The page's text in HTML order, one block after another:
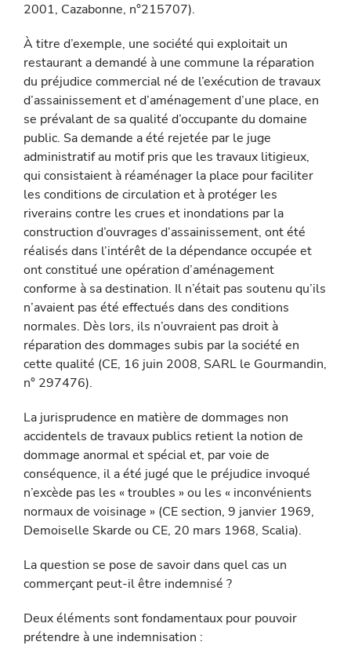
2001, Cazabonne, n°215707).
À titre d’exemple, une société qui exploitait un
restaurant a de­mandé à une commune la réparation
du préjudice commercial né de l’exécution de travaux
d’assainissement et d’aménagement d’une place, en
se prévalant de sa qualité d’occupante du domaine
public. Sa demande a été rejetée par le juge
administratif au motif pris que les travaux litigieux,
qui consistaient à réaménager la place pour faciliter
les conditions de circulation et à protéger les
riverains contre les crues et inondations par la
construction d’ouvrages d’assainissement, ont été
réalisés dans l’intérêt de la dépendance occupée et
ont constitué une opération d’aménagement
conforme à sa destination. Il n’était pas soutenu qu’ils
n’avaient pas été effectués dans des conditions
normales. Dès lors, ils n’ouvraient pas droit à
réparation des dommages subis par la société en
cette qualité (CE, 16 juin 2008, SARL le Gourmandin,
n° 297476).
La jurisprudence en matière de dommages non
accidentels de travaux publics retient la notion de
dommage anormal et spécial et, par voie de
conséquence, il a été jugé que le préjudice invoqué
n’excède pas les « troubles » ou les « inconvénients
normaux de voisinage » (CE section, 9 janvier 1969,
Demoiselle Skarde ou CE, 20 mars 1968, Scalia).
La question se pose de savoir dans quel cas un
commerçant peut-il être indemnisé ?
Deux éléments sont fondamentaux pour pouvoir
prétendre à une indemnisation :